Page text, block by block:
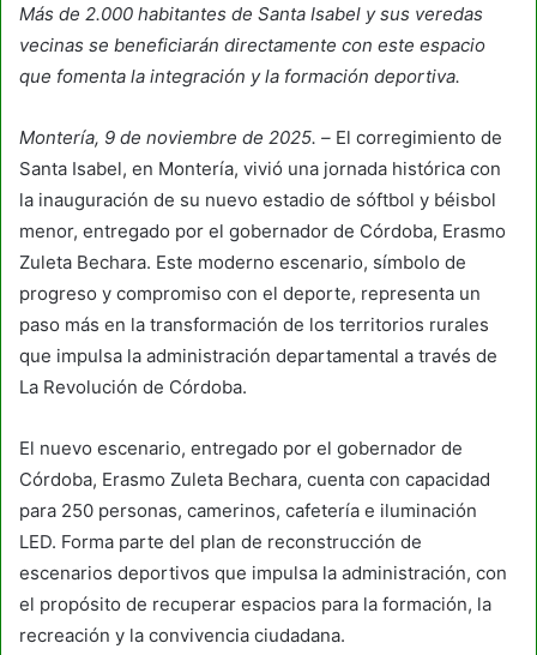
Más de 2.000 habitantes de Santa Isabel y sus veredas
vecinas se beneficiarán directamente con este espacio
que fomenta la integración y la formación deportiva.
Montería, 9 de noviembre de 2025. – El corregimiento de
Santa Isabel, en Montería, vivió una jornada histórica con
la inauguración de su nuevo estadio de sóftbol y béisbol
menor, entregado por el gobernador de Córdoba, Erasmo
Zuleta Bechara. Este moderno escenario, símbolo de
progreso y compromiso con el deporte, representa un
paso más en la transformación de los territorios rurales
que impulsa la administración departamental a través de
La Revolución de Córdoba.
El nuevo escenario, entregado por el gobernador de
Córdoba, Erasmo Zuleta Bechara, cuenta con capacidad
para 250 personas, camerinos, cafetería e iluminación
LED. Forma parte del plan de reconstrucción de
escenarios deportivos que impulsa la administración, con
el propósito de recuperar espacios para la formación, la
recreación y la convivencia ciudadana.